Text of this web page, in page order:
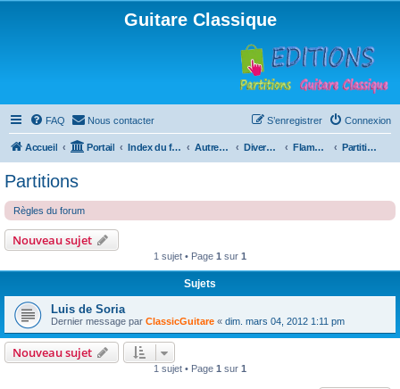
Guitare Classique
FAQ Nous contacter Connexion
S’enregistrer
Accueil Portail Index du forum Autres instruments à cordes pincées, ou styles Divers instruments Flamenco Partitions
Partitions
Règles du forum
Nouveau sujet
1 sujet • Page 1 sur 1
Sujets
Luis de Soria
Dernier message par ClassicGuitare « dim. mars 04, 2012 1:11 pm
Nouveau sujet
1 sujet • Page 1 sur 1